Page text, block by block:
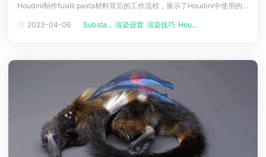
Houdini制作fusilli pasta材料背后的工作流程，展示了Houdini中使用的
我是居住在中国上海的纹理和材料艺术家，在中国上海工作。我在悉尼科
2023-04-06 Substa... 渲染设置 渲染技巧 Houdin...